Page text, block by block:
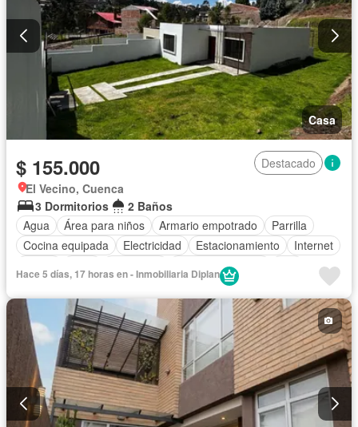
Casa
$ 155.000
Destacado
El Vecino, Cuenca
3 Dormitorios
2 Baños
Agua
Área para niños Armario empotrado
Parrilla
Cocina equipada
Electricidad Estacionamiento
Internet
Vista panorámica
Hace 5 días, 17 horas en - Inmobiliaria Diplan